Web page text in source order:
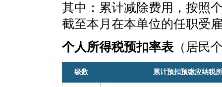
其中：累计减除费用，按照
截至本月在本单位的任职受
个人所得税预扣率表 （居民
级数 累计预扣预缴应纳税